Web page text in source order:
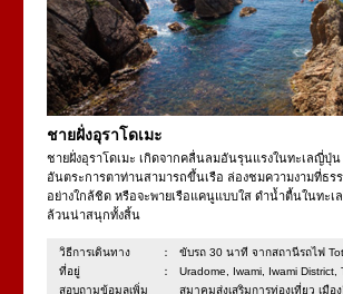
ชายฝั่งอุราโดเมะ
ชายฝั่งอุราโดเมะ เกิดจากคลื่นลมอันรุนแรงในทะเลญี่ปุ่น
อันตระการตาท่านสามารถขึ้นเรือ ล่องชมความงามที่ธร
อย่างใกล้ชิด หรือจะพายเรือแคนูแบบใส ดำน้ำตื้นในทะเ
ล้วนน่าสนุกทั้งสิ้น
วิธีการเดินทาง：
ขับรถ 30 นาที จากสถานีรถไฟ
ที่อยู่：
Uradome, Iwami, Iwami District,
สอบถามข้อมูลเพิ่ม
สมาคมส่งเสริมการท่องเที่ยว เมือ